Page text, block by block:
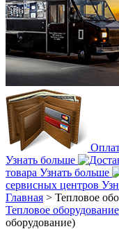
Узнать больше
товара Узнать больше
сервисных центров
Главная > Тепловое
Тепловое оборудование
оборудование)